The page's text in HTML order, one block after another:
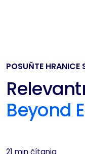
POSUŇTE
Beyond
21 min čítania